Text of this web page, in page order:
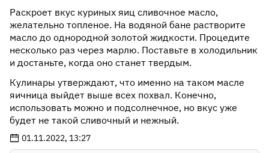
Раскроет вкус куриных яиц сливочное масло,
желательно топленое. На водяной бане растворите
масло до однородной золотой жидкости. Процедите
несколько раз через марлю. Поставьте в холодильник
и достаньте, когда оно станет твердым.
Кулинары утверждают, что именно на таком масле
яичница выйдет выше всех похвал. Конечно,
использовать можно и подсолнечное, но вкус уже
будет не такой сливочный и нежный.
01.11.2022, 13:27